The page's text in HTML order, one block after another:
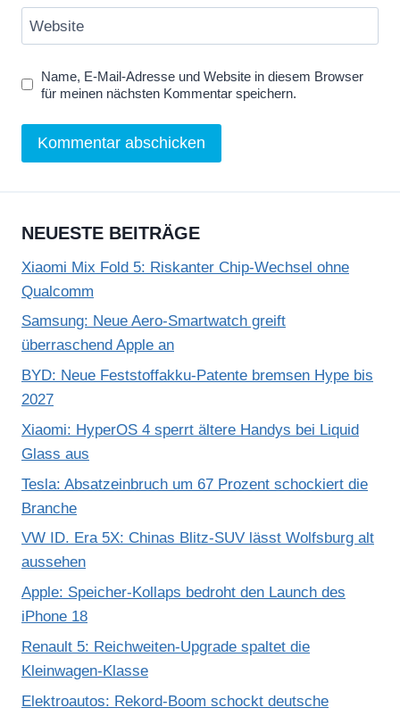
Website
Name, E-Mail-Adresse und Website in diesem Browser
für meinen nächsten Kommentar speichern.
NEUESTE BEITRÄGE
Xiaomi Mix Fold 5: Riskanter Chip-Wechsel ohne
Qualcomm
Samsung: Neue Aero-Smartwatch greift
überraschend Apple an
BYD: Neue Feststoffakku-Patente bremsen Hype bis
2027
Xiaomi: HyperOS 4 sperrt ältere Handys bei Liquid
Glass aus
Tesla: Absatzeinbruch um 67 Prozent schockiert die
Branche
VW ID. Era 5X: Chinas Blitz-SUV lässt Wolfsburg alt
aussehen
Apple: Speicher-Kollaps bedroht den Launch des
iPhone 18
Renault 5: Reichweiten-Upgrade spaltet die
Kleinwagen-Klasse
Elektroautos: Rekord-Boom schockt deutsche